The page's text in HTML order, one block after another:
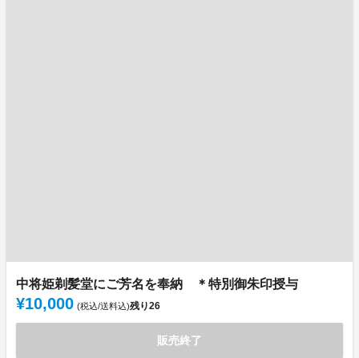
中将姫剃髪堂にご芳名を奉納 ＊特別御朱印授与
¥10,000 (税込/送料込)残り26
販売終了